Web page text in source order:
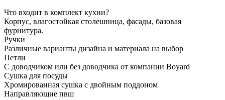
Что входит в комплект кухни?
Корпус, влагостойкая столешница, фасады, базовая
фурнитура.
Ручки
Различные варианты дизайна и материала на выбор
Петли
С доводчиком или без доводчика от компании Boyard
Сушка для посуды
Хромированная сушка с двойным поддоном
Направляющие пвш